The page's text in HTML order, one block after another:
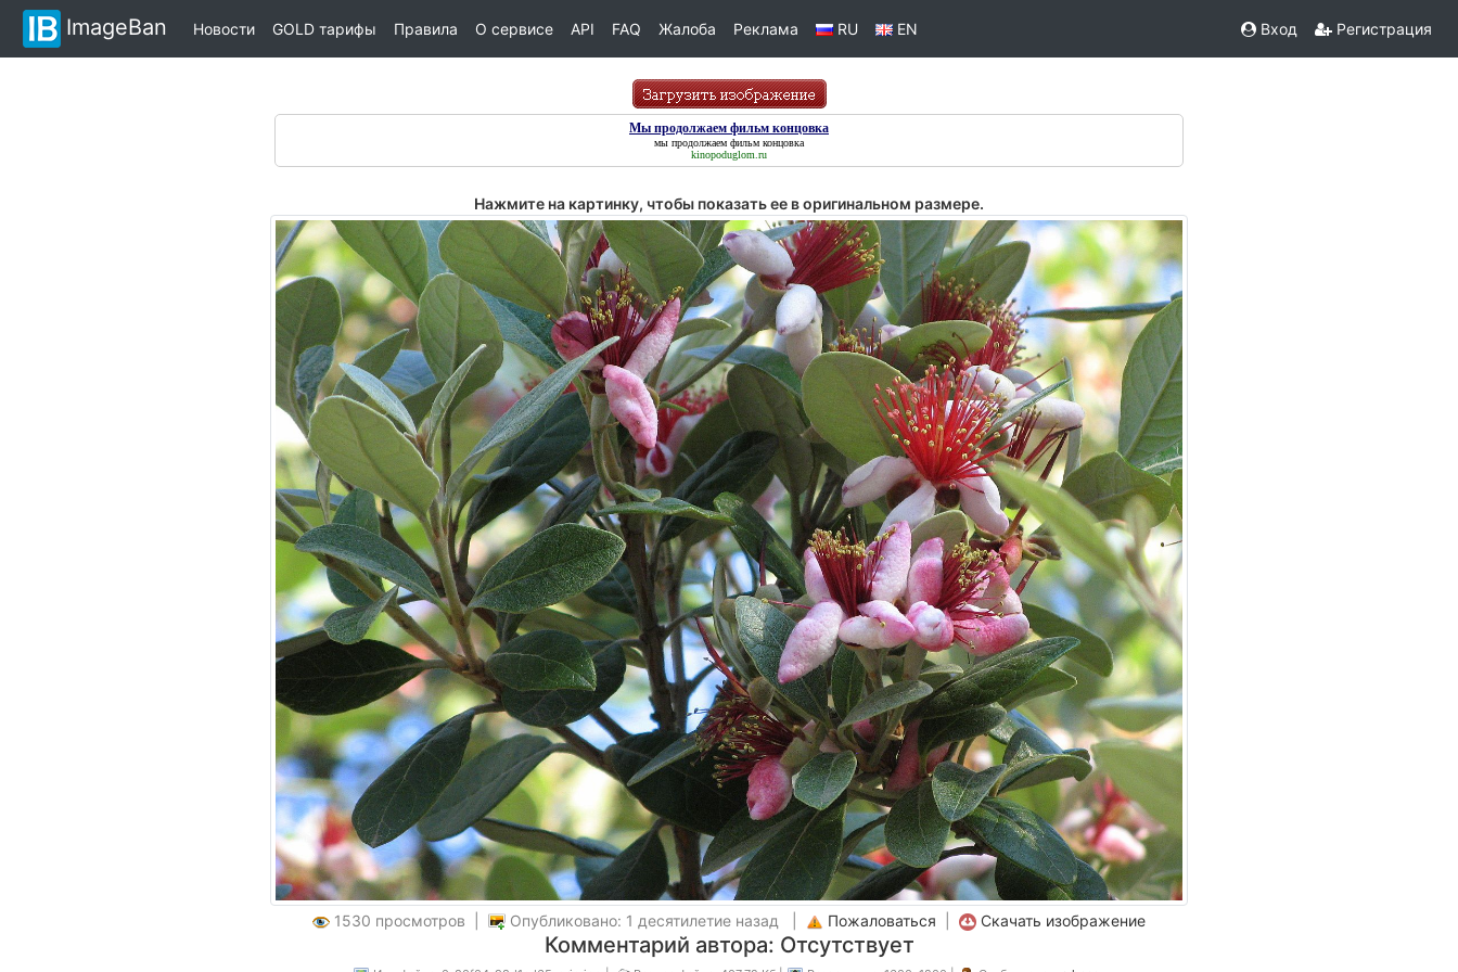
ImageBan Новости GOLD тарифы Правила О сервисе API FAQ Жалоба Реклама RU EN Вход Регистрация
Мы продолжаем фильм концовка
мы продолжаем фильм концовка
kinopoduglom.ru
Нажмите на картинку, чтобы показать ее в оригинальном размере.
1530 просмотров | Опубликовано: 1 десятилетие назад | Пожаловаться Скачать изображение
Комментарий автора: Отсутствует